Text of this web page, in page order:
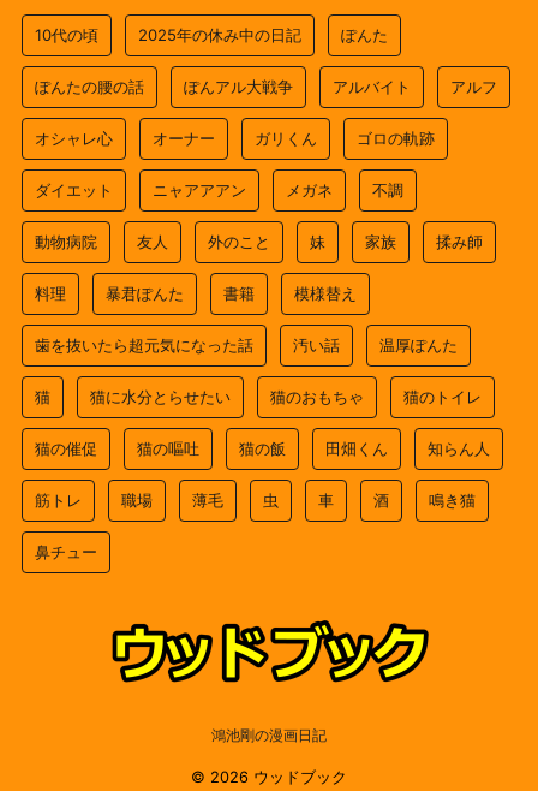
10代の頃 2025年の休み中の日記 ぽんた
ぽんたの腰の話 ぽんアル大戦争 アルバイト アルフ
オシャレ心 オーナー ガリくん ゴロの軌跡
ダイエット ニャアアアン メガネ 不調
動物病院 友人 外のこと 妹 家族 揉み師
料理 暴君ぽんた 書籍 模様替え
歯を抜いたら超元気になった話 汚い話 温厚ぽんた
猫 猫に水分とらせたい 猫のおもちゃ 猫のトイレ
猫の催促 猫の嘔吐 猫の飯 田畑くん 知らん人
筋トレ 職場 薄毛 虫 車 酒 鳴き猫
鼻チュー
鴻池剛の漫画日記
© 2026 ウッドブック